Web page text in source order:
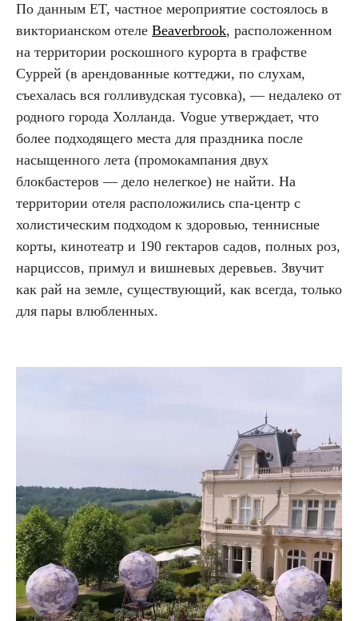
По данным ET, частное мероприятие состоялось в
викторианском отеле Beaverbrook, расположенном
на территории роскошного курорта в графстве
Суррей (в арендованные коттеджи, по слухам,
съехалась вся голливудская тусовка), — недалеко от
родного города Холланда. Vogue утверждает, что
более подходящего места для праздника после
насыщенного лета (промокампания двух
блокбастеров — дело нелегкое) не найти. На
территории отеля расположились спа-центр с
холистическим подходом к здоровью, теннисные
корты, кинотеатр и 190 гектаров садов, полных роз,
нарциссов, примул и вишневых деревьев. Звучит
как рай на земле, существующий, как всегда, только
для пары влюбленных.